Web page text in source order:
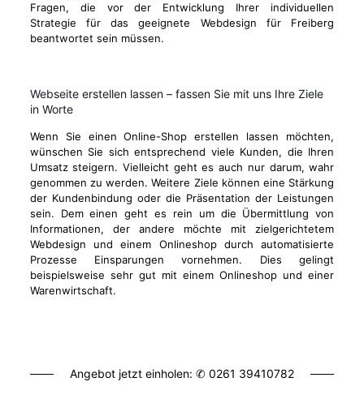
Fragen, die vor der Entwicklung Ihrer individuellen
Strategie für das geeignete Webdesign für Freiberg
beantwortet sein müssen.
Webseite erstellen lassen – fassen Sie mit uns Ihre Ziele
in Worte
Wenn Sie einen Online-Shop erstellen lassen möchten,
wünschen Sie sich entsprechend viele Kunden, die Ihren
Umsatz steigern. Vielleicht geht es auch nur darum, wahr
genommen zu werden. Weitere Ziele können eine Stärkung
der Kundenbindung oder die Präsentation der Leistungen
sein. Dem einen geht es rein um die Übermittlung von
Informationen, der andere möchte mit zielgerichtetem
Webdesign und einem Onlineshop durch automatisierte
Prozesse Einsparungen vornehmen. Dies gelingt
beispielsweise sehr gut mit einem Onlineshop und einer
Warenwirtschaft.
Angebot jetzt einholen: ✆ 0261 39410782